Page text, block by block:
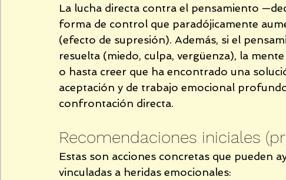
La lucha directa contra el pensamiento
forma de control que paradójicamente
(efecto de supresión). Además, si el
resuelta (miedo, culpa, vergüenza), la
o hasta creer que ha encontrado una
aceptación y de trabajo emocional
confrontación directa.
Recomendaciones iniciales
Estas son acciones concretas que pueden
vinculadas a heridas emocionales: